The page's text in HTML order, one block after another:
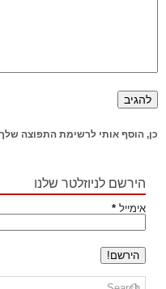
כן, הוסף אותי לרשימת התפוצה שלך.
הירשם לניוזלטר שלנו
אימייל*